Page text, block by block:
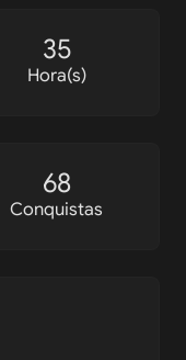
35
Hora(s)
68
Conquistas